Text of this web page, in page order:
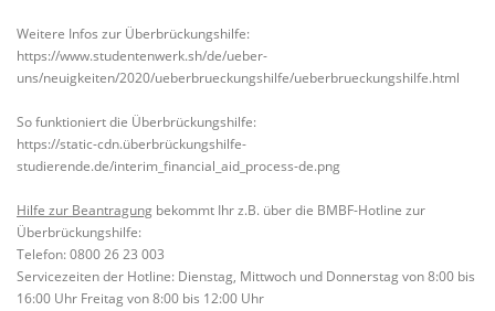
Weitere Infos zur Überbrückungshilfe:
https://www.studentenwerk.sh/de/ueber-
uns/neuigkeiten/2020/ueberbrueckungshilfe/ueberbrueckungshilfe.html
So funktioniert die Überbrückungshilfe:
https://static-cdn.überbrückungshilfe-
studierende.de/interim_financial_aid_process-de.png
Hilfe zur Beantragung bekommt Ihr z.B. über die BMBF-Hotline zur
Überbrückungshilfe:
Telefon: 0800 26 23 003
Servicezeiten der Hotline: Dienstag, Mittwoch und Donnerstag von 8:00 bis
16:00 Uhr Freitag von 8:00 bis 12:00 Uhr